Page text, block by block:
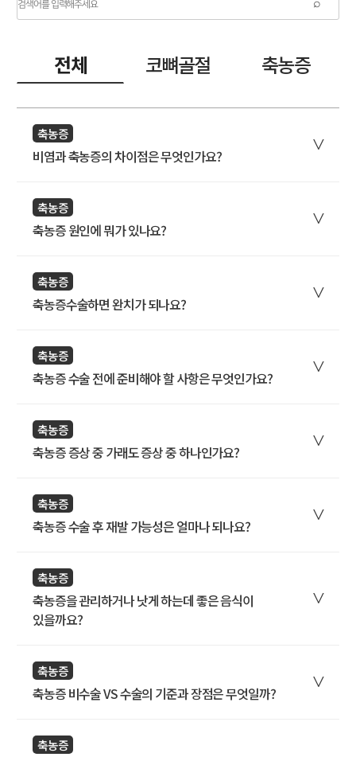
전체 코뼈골절 축농증
축농증
비염과 축농증의 차이점은 무엇인가요?
축농증
축농증 원인에 뭐가 있나요?
축농증
축농증수술하면 완치가 되나요?
축농증
축농증 수술 전에 준비해야 할 사항은 무엇인가요?
축농증
축농증 증상 중 가래도 증상 중 하나인가요?
축농증
축농증 수술 후 재발 가능성은 얼마나 되나요?
축농증
축농증을 관리하거나 낫게 하는데 좋은 음식이
있을까요?
축농증
축농증 비수술 VS 수술의 기준과 장점은 무엇일까?
축농증